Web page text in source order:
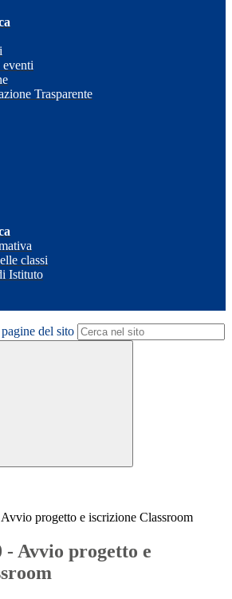
Trasparente
classi
Istituto
del sito
progetto e iscrizione Classroom
Avvio progetto e